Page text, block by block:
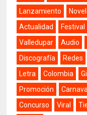
Lanzamiento
Actualidad
Festival
Valledupar
Audio
Discografía
Redes
Letra
Colombia
Promoción
Concurso
Viral